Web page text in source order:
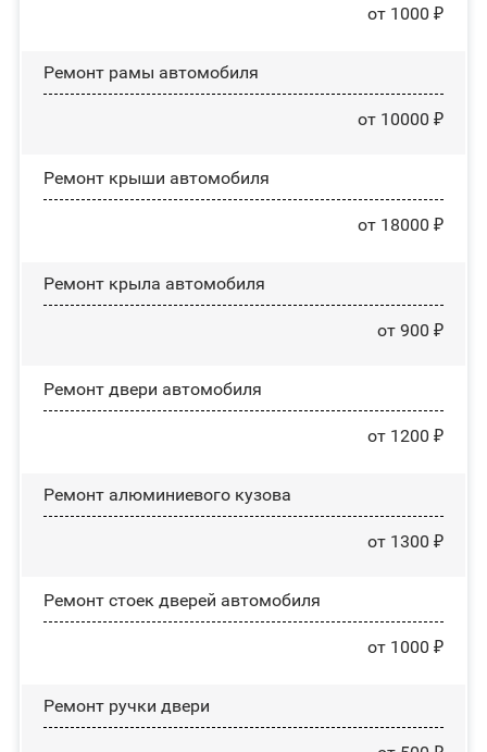
от 1000 ₽
Ремонт рамы автомобиля
от 10000 ₽
Ремонт крыши автомобиля
от 18000 ₽
Ремонт крыла автомобиля
от 900 ₽
Ремонт двери автомобиля
от 1200 ₽
Ремонт алюминиевого кузова
от 1300 ₽
Ремонт стоек дверей автомобиля
от 1000 ₽
Ремонт ручки двери